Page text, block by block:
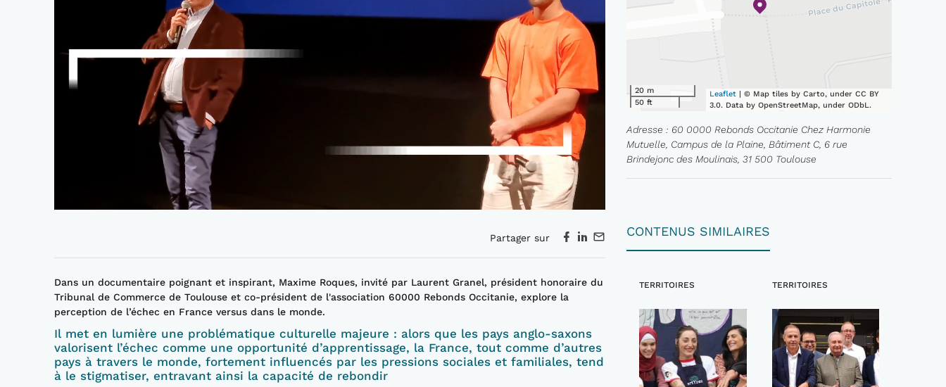
Partager sur
Dans un documentaire poignant et inspirant, Maxime Roques, invité par Laurent Granel, président honoraire du
Tribunal de Commerce de Toulouse et co-président de l'association 60000 Rebonds Occitanie, explore la
perception de l’échec en France versus dans le monde.
Il met en lumière une problématique culturelle majeure : alors que les pays anglo-saxons
valorisent l’échec comme une opportunité d’apprentissage, la France, tout comme d’autres
pays à travers le monde, fortement influencés par les pressions sociales et familiales, tend
à le stigmatiser, entravant ainsi la capacité de rebondir
20 m
50 ft
Leaflet | © Map tiles by Carto, under CC BY
3.0. Data by OpenStreetMap, under ODbL.
Adresse : 60 0000 Rebonds Occitanie Chez Harmonie
Mutuelle, Campus de la Plaine, Bâtiment C, 6 rue
Brindejonc des Moulinais, 31 500 Toulouse
CONTENUS SIMILAIRES
TERRITOIRES TERRITOIRES